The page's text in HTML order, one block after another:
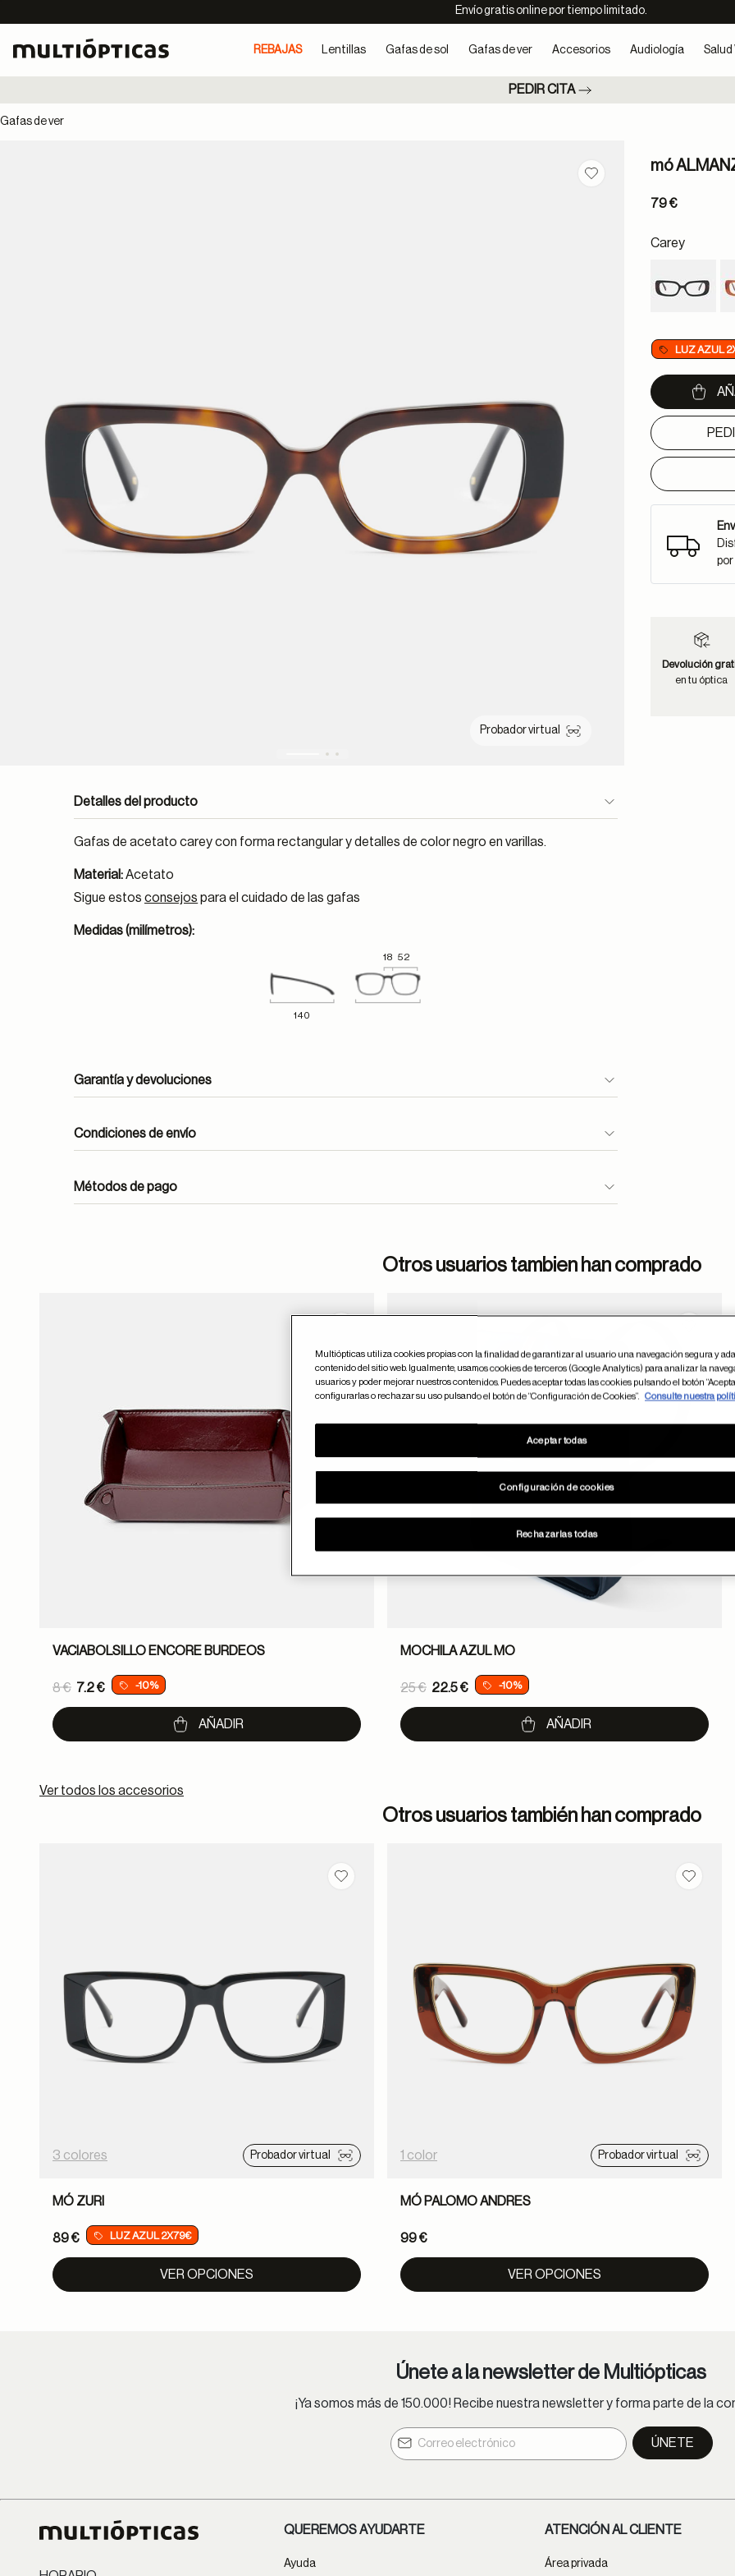
Envío gratis online por tiempo limitado.
REBAJAS Lentillas Gafas de sol Gafas de ver Accesorios Audiología Salud
PEDIR CITA
Gafas de ver
Probador virtual
Guardar en favoritos
Detalles del producto
Gafas de acetato carey con forma rectangular y detalles de color negro en varillas.
Material:Acetato
Sigue estosconsejos para el cuidado de las gafas
Medidas (milímetros):
18 52
140
Garantía y devoluciones
Condiciones de envío
Métodos de pago
mó
79 €
Carey
LUZ AZUL
Devolución
en tu óptica
Otros usuarios tambien han comprado
VACIABOLSILLO ENCORE BURDEOS
Price reduced from
8 €
to
7.2 € -10%
AÑADIR
MOCHILA AZUL MO
Price reduced from
25 €
to
22.5 € -10%
AÑADIR
Ver todos los accesorios
Otros usuarios también han comprado
Guardar en favoritos
3 colores Probador virtual
MÓ ZURI
89 € LUZ AZUL 2X79€
VER OPCIONES
1 color Probador virtual
MÓ PALOMO ANDRES
99 €
VER OPCIONES
Únete a la newsletter de Multiópticas
¡Ya somos más de 150.000! Recibe nuestra newsletter y forma parte de la
ÚNETE
QUEREMOS AYUDARTE
Ayuda
ATENCIÓN AL CLIENTE
Área privada
Multiópticas utiliza cookies propias con la finalidad de garantizar al usuario una navegación segura y
contenido del sitio web. Igualmente, usamos cookies de terceros (Google Analytics) para analizar la
usuarios y poder mejorar nuestros contenidos. Puedes aceptar todas las cookies pulsando el botón
configurarlas o rechazar su uso pulsando el botón de “Configuración de Cookies”.
Consulte nuestra
Configuración de cookies
Rechazarlas todas
Aceptar todas